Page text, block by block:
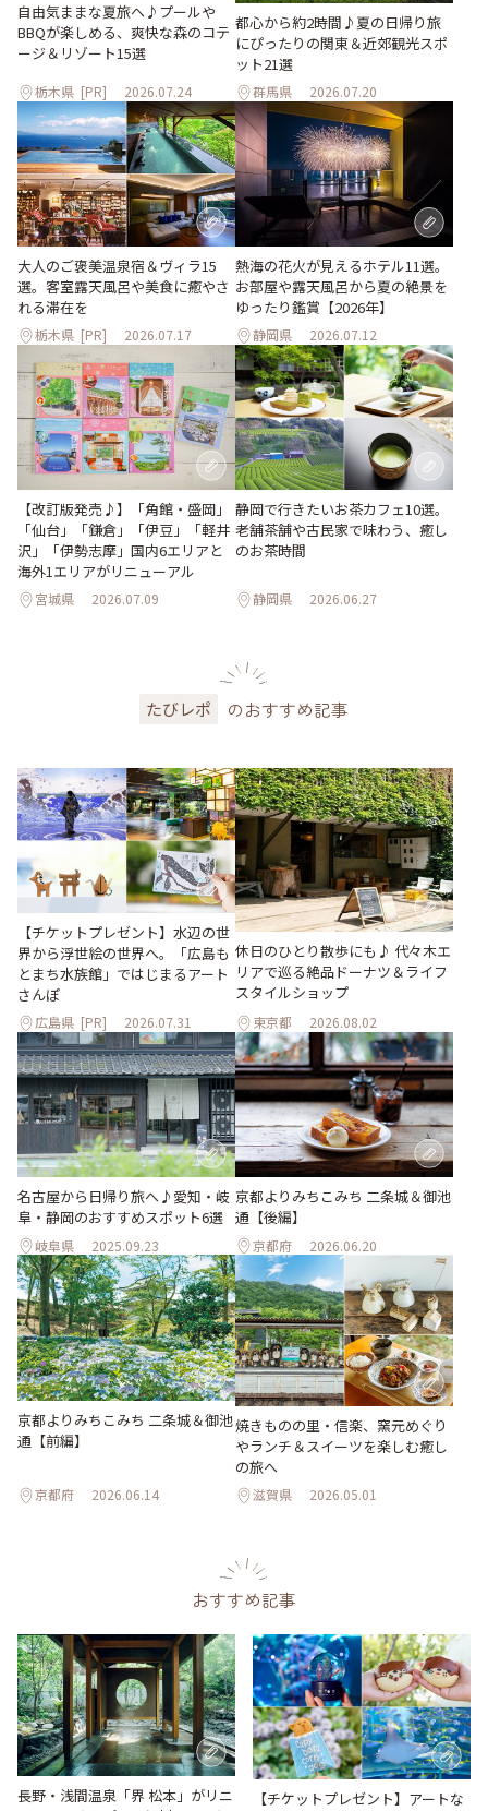
自由気ままな夏旅へ♪プールや
BBQが楽しめる、爽快な森のコテ
ージ＆リゾート15選
栃木県 [PR] 2026.07.24
都心から約2時間♪夏の日帰り旅
にぴったりの関東＆近郊観光スポ
ット21選
群馬県 2026.07.20
大人のご褒美温泉宿＆ヴィラ15
選。客室露天風呂や美食に癒やさ
れる滞在を
栃木県 [PR] 2026.07.17
熱海の花火が見えるホテル11選。
お部屋や露天風呂から夏の絶景を
ゆったり鑑賞【2026年】
静岡県 2026.07.12
【改訂版発売♪】「角館・盛岡」
「仙台」「鎌倉」「伊豆」「軽井
沢」「伊勢志摩」国内6エリアと
海外1エリアがリニューアル
宮城県 2026.07.09
静岡で行きたいお茶カフェ10選。
老舗茶舗や古民家で味わう、癒し
のお茶時間
静岡県 2026.06.27
たびレポ のおすすめ記事
【チケットプレゼント】水辺の世
界から浮世絵の世界へ。「広島も
とまち水族館」ではじまるアート
さんぽ
広島県 [PR] 2026.07.31
休日のひとり散歩にも♪ 代々木エ
リアで巡る絶品ドーナツ＆ライフ
スタイルショップ
東京都 2026.08.02
名古屋から日帰り旅へ♪愛知・岐
阜・静岡のおすすめスポット6選
岐阜県 2025.09.23
京都よりみちこみち 二条城＆御池
通【後編】
京都府 2026.06.20
京都よりみちこみち 二条城＆御池
通【前編】
京都府 2026.06.14
焼きものの里・信楽、窯元めぐり
やランチ＆スイーツを楽しむ癒し
の旅へ
滋賀県 2026.05.01
おすすめ記事
長野・浅間温泉「界 松本」がリニ
【チケットプレゼント】アートな